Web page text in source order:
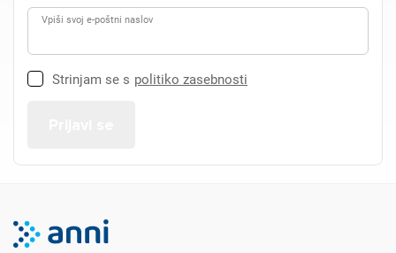
Vpiši svoj e-poštni naslov
Strinjam se s politiko zasebnosti